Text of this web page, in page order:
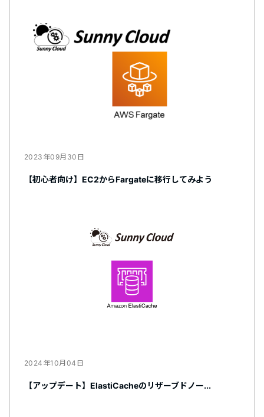
2023年09月30日
【初心者向け】EC2からFargateに移行してみよう
2024年10月04日
【アップデート】ElastiCacheのリザーブドノー...